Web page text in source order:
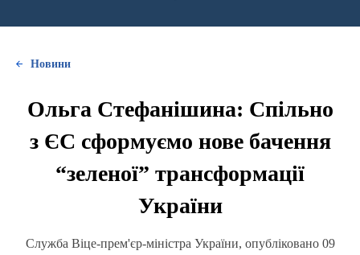
Новини
Ольга Стефанішина: Спільно
з ЄС сформуємо нове бачення
“зеленої” трансформації
України
Служба Віце-прем'єр-міністра України, опубліковано 09